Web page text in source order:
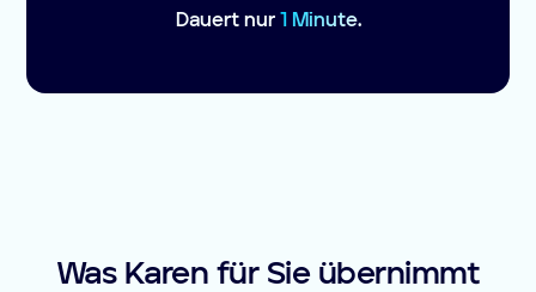
Dauert nur 1 Minute.
Was Karen für Sie übernimmt